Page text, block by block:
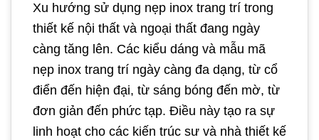
Xu hướng sử dụng nẹp inox trang trí trong
thiết kế nội thất và ngoại thất đang ngày
càng tăng lên. Các kiểu dáng và mẫu mã
nẹp inox trang trí ngày càng đa dạng, từ cổ
điển đến hiện đại, từ sáng bóng đến mờ, từ
đơn giản đến phức tạp. Điều này tạo ra sự
linh hoạt cho các kiến trúc sư và nhà thiết kế